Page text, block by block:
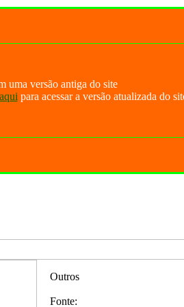
uma versão antiga do site
para acessar a versão atualizada do
Outros
Fonte: